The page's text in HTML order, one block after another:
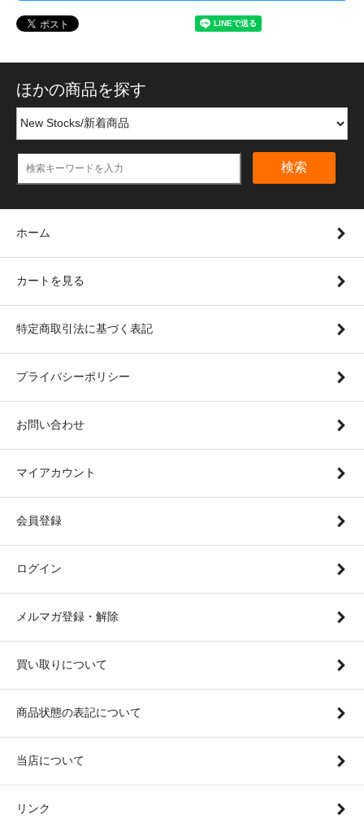
ほかの商品を探す
検索
ホーム
カートを見る
特定商取引法に基づく表記
プライバシーポリシー
お問い合わせ
マイアカウント
会員登録
ログイン
メルマガ登録・解除
買い取りについて
商品状態の表記について
当店について
リンク